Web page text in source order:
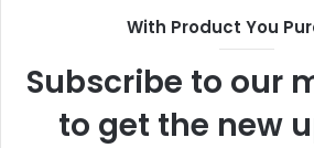
With Product You
Subscribe to our
to get the new